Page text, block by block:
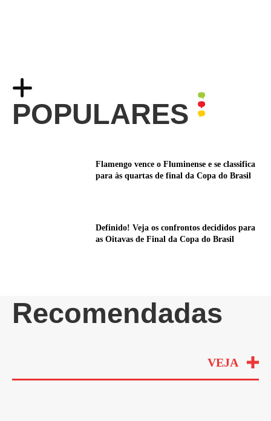
POPULARES
Flamengo vence o Fluminense e se classifica
para às quartas de final da Copa do Brasil
Definido! Veja os confrontos decididos para
as Oitavas de Final da Copa do Brasil
Recomendadas
VEJA